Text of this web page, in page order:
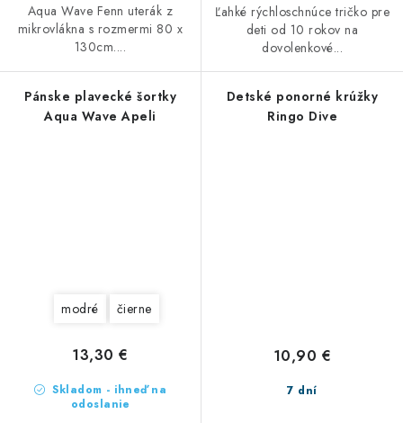
Aqua Wave Fenn uterák z
mikrovlákna s rozmermi 80 x
130cm....
Ľahké rýchloschnúce tričko pre
deti od 10 rokov na
dovolenkové...
Pánske plavecké šortky
Aqua Wave Apeli
modré čierne
Skladom - ihneď na
odoslanie
13,30 €
Detské ponorné krúžky
Ringo Dive
7 dní
10,90 €